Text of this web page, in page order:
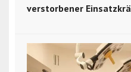
verstorbener